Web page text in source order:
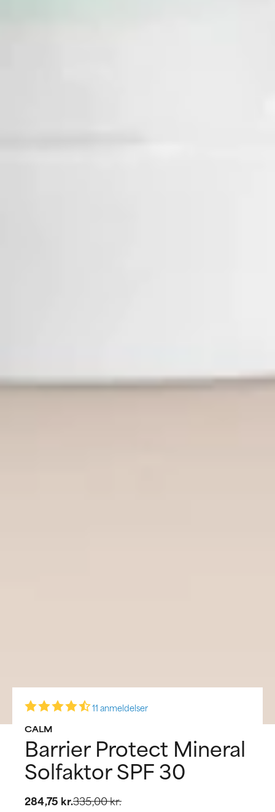
11 anmeldelser
CALM
Barrier Protect Mineral
Solfaktor SPF 30
335,00 kr.
284,75 kr.